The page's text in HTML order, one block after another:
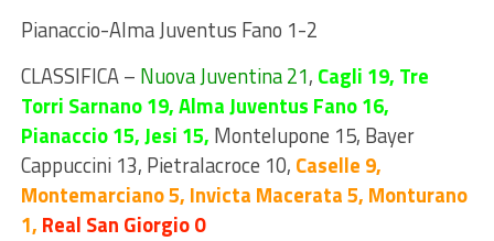
Pianaccio-Alma Juventus Fano 1-2
CLASSIFICA– Nuova Juventina 21, Cagli 19, Tre
Torri Sarnano 19, Alma Juventus Fano 16,
Pianaccio 15, Jesi 15, Montelupone 15, Bayer
Cappuccini 13, Pietralacroce 10, Caselle 9,
Montemarciano 5, Invicta Macerata 5, Monturano
1, Real San Giorgio 0